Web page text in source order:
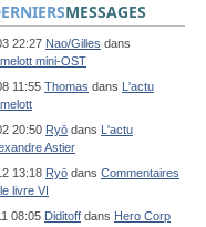
MESSAGES
22:27 Nao/Gilles dans
mini-OST
11:55 Thomas dans L'actu
20:50 Ryō dans L'actu
Astier
13:18 Ryō dans Commentaires
livre VI
08:05 Diditoff dans Hero Corp